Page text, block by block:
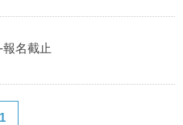
名截止
1